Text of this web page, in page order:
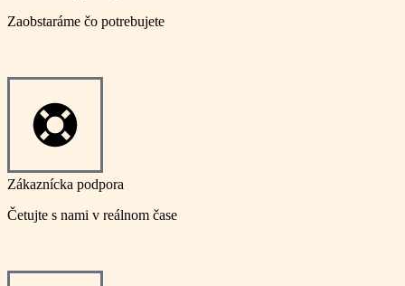
Zaobstaráme čo potrebujete
Zákaznícka podpora
Četujte s nami v reálnom čase